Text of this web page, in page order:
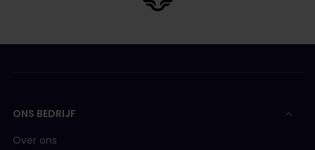
ONS BEDRIJF
Over ons